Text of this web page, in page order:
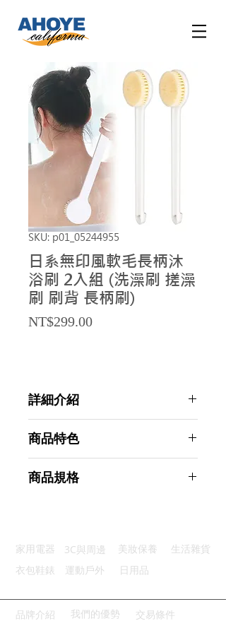
SKU: p01_05244955
日系無印風軟毛長柄沐
浴刷 2入組 (洗澡刷 搓澡
刷 刷背 長柄刷)
NT$299.00Price
詳細介紹
商品特色
深層清潔：刷毛濃密清除毛孔污垢
商品規格
主要材質：PP尼龍
商品尺寸：36*7.5*3.5cm
產地名稱：中國大陸
代理商：亞桓有限公司
家用電器 3C與周邊 美妝保養
生活雜貨
衣包鞋錶
運動戶外 日用品
品牌介紹 我們的優勢 交易條件